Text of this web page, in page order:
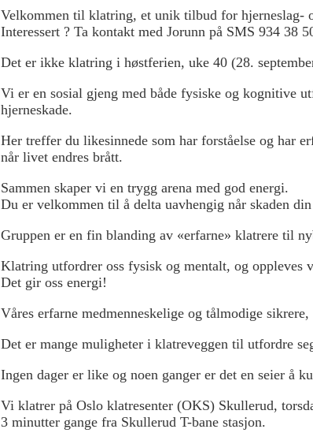
Velkommen til klatring, et unik tilbud for hjerneslag-
Interessert ? Ta kontakt med Jorunn på SMS 934 38
Det er ikke klatring i høstferien, uke 40 (28.
Vi er en sosial gjeng med både fysiske og kognitive
hjerneskade.
Her treffer du likesinnede som har forståelse og har
når livet endres brått.
Sammen skaper vi en trygg arena med god energi.
Du er velkommen til å delta uavhengig når skaden
Gruppen er en fin blanding av «erfarne» klatrere til
Klatring utfordrer oss fysisk og mentalt, og oppleves
Det gir oss energi!
Våres erfarne medmenneskelige og tålmodige
Det er mange muligheter i klatreveggen til utfordre
Ingen dager er like og noen ganger er det en seier å
Vi klatrer på Oslo klatresenter (OKS) Skullerud,
3 minutter gange fra Skullerud T-bane stasjon.